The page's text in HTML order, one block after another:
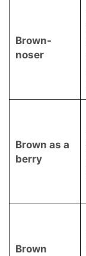
Brown-
noser
Brown as a
berry
Brown